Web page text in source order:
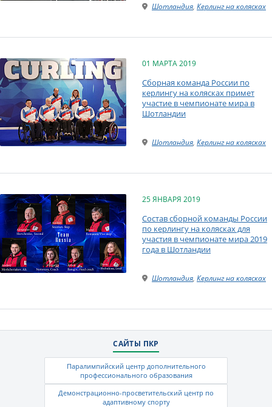
Шотландия, Керлинг на колясках
01 МАРТА 2019
Сборная команда России по
керлингу на колясках примет
участие в чемпионате мира в
Шотландии
Шотландия, Керлинг на колясках
25 ЯНВАРЯ 2019
Cостав сборной команды России
по керлингу на колясках для
участия в чемпионате мира 2019
года в Шотландии
Шотландия, Керлинг на колясках
САЙТЫ ПКР
Паралимпийский центр дополнительного
профессионального образования
Демонстрационно-просветительский центр по
адаптивному спорту